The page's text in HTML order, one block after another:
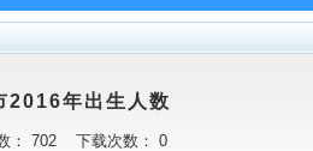
2016年出生人数
： 702 下载次数： 0